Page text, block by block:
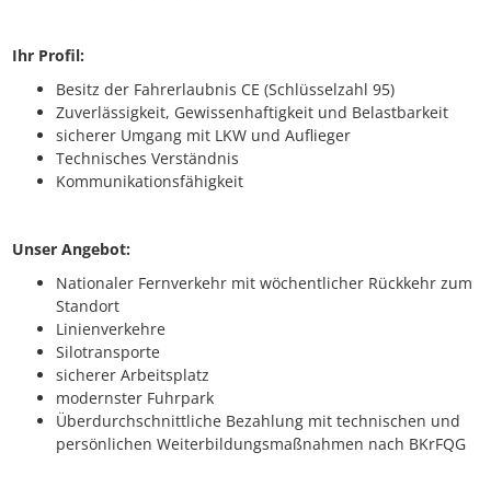
Ihr Profil:
Besitz der Fahrerlaubnis CE (Schlüsselzahl 95)
Zuverlässigkeit, Gewissenhaftigkeit und Belastbarkeit
sicherer Umgang mit LKW und Auflieger
Technisches Verständnis
Kommunikationsfähigkeit
Unser Angebot:
Nationaler Fernverkehr mit wöchentlicher Rückkehr zum
Standort
Linienverkehre
Silotransporte
sicherer Arbeitsplatz
modernster Fuhrpark
Überdurchschnittliche Bezahlung mit technischen und
persönlichen Weiterbildungsmaßnahmen nach BKrFQG